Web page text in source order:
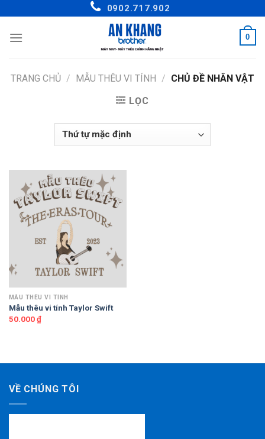
content
0902.717.902
0
TRANG CHỦ / MẪU THÊU VI TÍNH / CHỦ ĐỀ NHÂN VẬT
LỌC
MẪU THÊU VI TÍNH
Mẫu thêu vi tính Taylor Swift
50.000₫
VỀ CHÚNG TÔI